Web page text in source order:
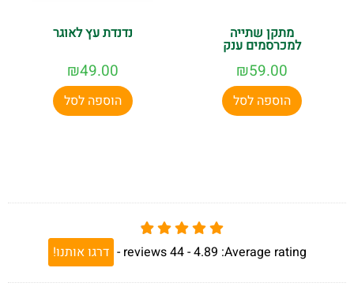
מתקן שתייה
למכרסמים ענק
₪59.00
הוספה לסל
נדנדת עץ לאוגר
₪49.00
הוספה לסל
Average rating:
4.89 -
44
reviews
- דרגו אותנו!